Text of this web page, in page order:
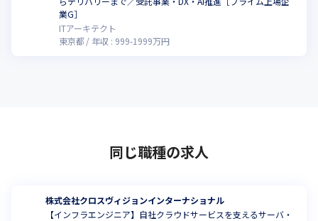
業G］
ITアーキテクト
東京都
年収 : 999-1999万円
同じ職種の求人
株式会社クロスヴィジョンインターナショナル
【インフラエンジニア】自社クラウドサービスを支えるサーバ・